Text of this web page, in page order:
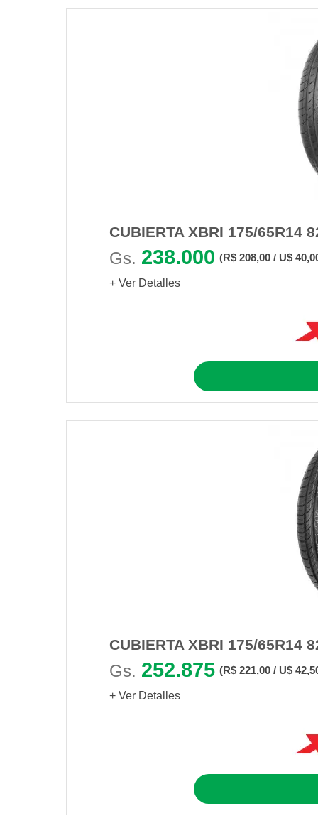
CUBIERTA XBRI 175/65R14
Gs. 238.000 (R$ 208,00 / U$
+ Ver Detalles
CUBIERTA XBRI 175/65R14
Gs. 252.875 (R$ 221,00 / U$
+ Ver Detalles